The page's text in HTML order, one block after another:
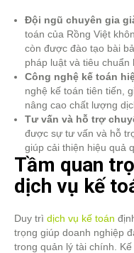
Đội ngũ chuyên gia
toán của Rồng Việt
còn được đào tạo bài
pháp luật và tiêu chuẩn
Công nghệ kế toán
nghệ kế toán tiên tiến,
nâng cao chất lượng
Tư vấn và hỗ trợ
được sự tư vấn và hỗ
giúp cải thiện hiệu quả
Tầm quan
dịch vụ kế
Duy trì dịch vụ kế toán
trọng giúp doanh nghiệp
trong quản lý tài chính.